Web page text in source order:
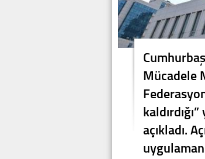
Mücadele
açıkladı.